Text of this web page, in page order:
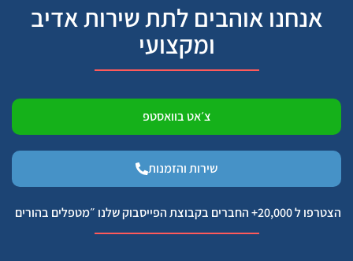
אנחנו אוהבים לתת שירות אדיב
ומקצועי
צ׳אט בוואסטפ
שירות והזמנות
הצטרפו ל 20,000+ החברים בקבוצת הפייסבוק שלנו ״מטפלים בהורים